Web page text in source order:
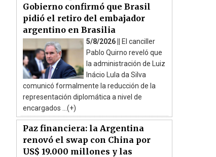
Gobierno confirmó que Brasil
pidió el retiro del embajador
argentino en Brasilia
5/8/2026 ||
El canciller
Pablo Quirno reveló que
la administración de Luiz
Inácio Lula da Silva
comunicó formalmente la reducción de la
representación diplomática a nivel de
encargados ...(+)
Paz financiera: la Argentina
renovó el swap con China por
US$ 19.000 millones y las